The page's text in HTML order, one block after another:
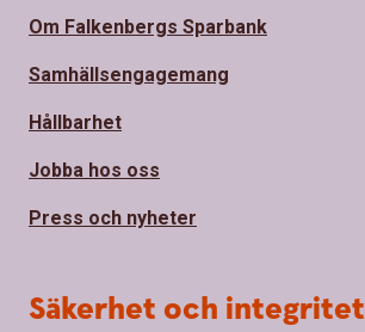
Om Falkenbergs Sparbank
Samhällsengagemang
Hållbarhet
Jobba hos oss
Press och nyheter
Säkerhet och integritet